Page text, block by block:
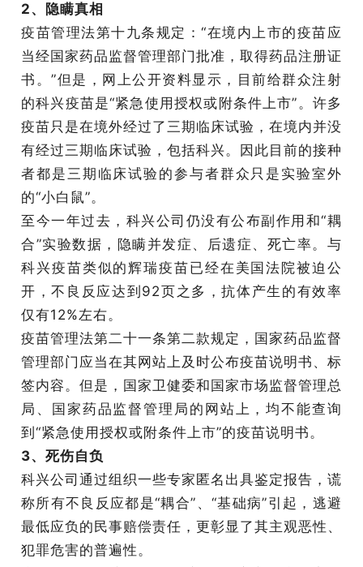
2、隐瞒真相
疫苗管理法第十九条规定：“在境内上市的疫苗应
当经国家药品监督管理部门批准，取得药品注册证
书。”但是，网上公开资料显示，目前给群众注射
的科兴疫苗是“紧急使用授权或附条件上市”。许多
疫苗只是在境外经过了三期临床试验，在境内并没
有经过三期临床试验，包括科兴。因此目前的接种
者都是三期临床试验的参与者群众只是实验室外
的“小白鼠”。
至今一年过去，科兴公司仍没有公布副作用和“耦
合”实验数据，隐瞒并发症、后遗症、死亡率。与
科兴疫苗类似的辉瑞疫苗已经在美国法院被迫公
开，不良反应达到92页之多，抗体产生的有效率
仅有12%左右。
疫苗管理法第二十一条第二款规定，国家药品监督
管理部门应当在其网站上及时公布疫苗说明书、标
签内容。但是，国家卫健委和国家市场监督管理总
局、国家药品监督管理局的网站上，均不能查询
到“紧急使用授权或附条件上市”的疫苗说明书。
3、死伤自负
科兴公司通过组织一些专家匿名出具鉴定报告，谎
称所有不良反应都是“耦合”、“基础病”引起，逃避
最低应负的民事赔偿责任，更彰显了其主观恶性、
犯罪危害的普遍性。